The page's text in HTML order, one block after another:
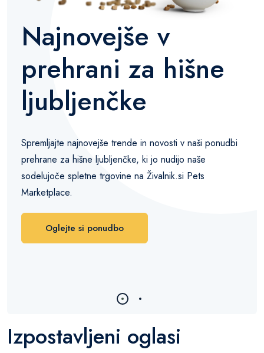
Najnovejše v
prehrani za hišne
ljubljenčke
Spremljajte najnovejše trende in novosti v naši ponudbi
prehrane za hišne ljubljenčke, ki jo nudijo naše
sodelujoče spletne trgovine na Živalnik.si Pets
Marketplace.
Oglejte si ponudbo
Izpostavljeni oglasi